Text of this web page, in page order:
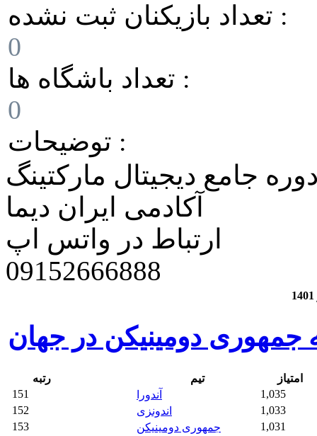
تعداد بازیکنان ثبت نشده :
0
تعداد باشگاه ها :
0
توضیحات :
جامع دیجیتال مارکتینگ
آکادمی ایران دیما
ارتباط در واتس اپ
​09152666888
جمهوری دومینیکن در جهان
رتبه تیم
امتیاز
151
آندورا
1,035
152
اندونزی
1,033
153
جمهوری دومینیکن
1,031